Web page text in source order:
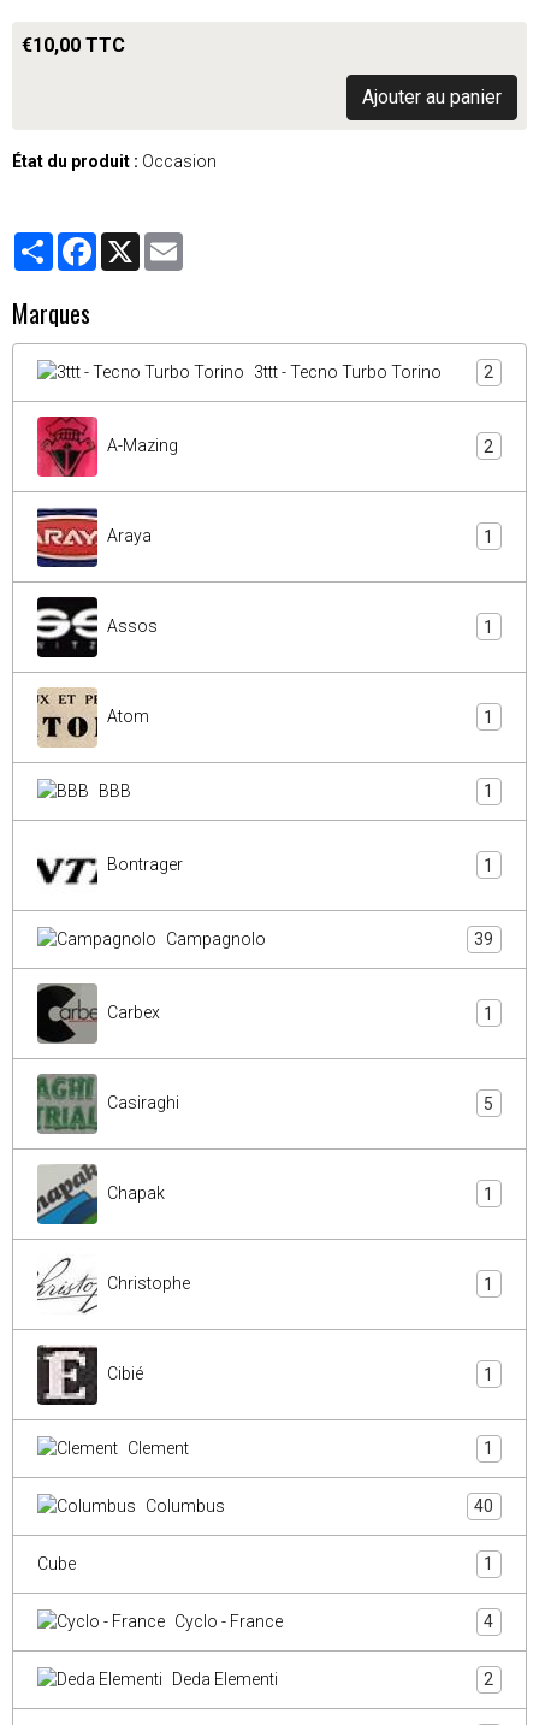
€10,00 TTC
Ajouter au panier
État du produit : Occasion
PartagerFacebook
X
Marques
3ttt - Tecno Turbo Torino 2
A-Mazing 2
Araya 1
Assos 1
Atom 1
BBB 1
Bontrager 1
Campagnolo 39
Carbex 1
Casiraghi 5
Chapak 1
Christophe 1
Cibié 1
Clement 1
Columbus 40
Cube 1
Cyclo - France 4
Deda Elementi 2